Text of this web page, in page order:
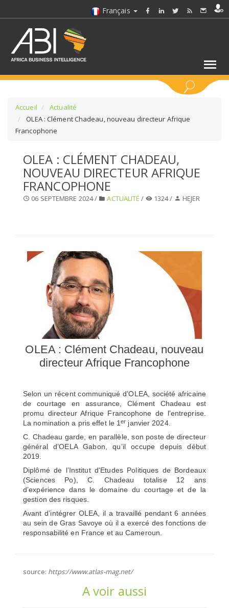
Français
SÉLECTIONNEZ UN DOSSIER
SELECTIONNEZ UNE SECTION
Accueil
Actualité
OLEA : Clément Chadeau, nouveau directeur Afrique
Francophone
OLEA : CLÉMENT CHADEAU,
NOUVEAU DIRECTEUR AFRIQUE
FRANCOPHONE
06 SEPTEMBRE 2024 / ACTUALITÉ / 1324 / HEJER
OLEA : Clément Chadeau, nouveau
directeur Afrique Francophone
Selon un récent communiqué d’OLEA, société africaine
de courtage en assurance, Clément Chadeau est
promu directeur Afrique Francophone de l'entreprise.
La nomination a pris effet le 1er janvier 2024.
C. Chadeau garde, en parallèle, son poste de directeur
général d’OELA Gabon, qu’il occupe depuis début
2019.
Diplômé de l’Institut d'Etudes Politiques de Bordeaux
(Sciences Po), C. Chadeau totalise 12 ans
d’expérience dans le domaine du courtage et de la
gestion des risques.
Avant d’intégrer OLEA, il a travaillé pendant 6 années
au sein de Gras Savoye où il a exercé des fonctions de
responsabilité en France et au Cameroun.
source: https://www.atlas-mag.net/
A voir aussi